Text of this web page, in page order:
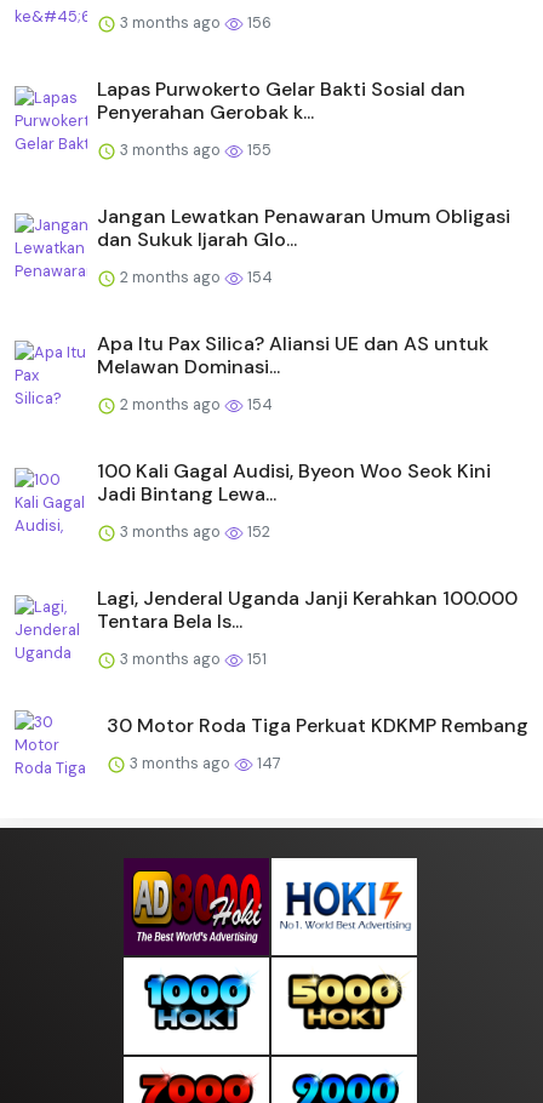
3 months ago 156
Lapas Purwokerto Gelar Bakti Sosial dan
Penyerahan Gerobak k...
3 months ago 155
Jangan Lewatkan Penawaran Umum Obligasi
dan Sukuk Ijarah Glo...
2 months ago 154
Apa Itu Pax Silica? Aliansi UE dan AS untuk
Melawan Dominasi...
2 months ago 154
100 Kali Gagal Audisi, Byeon Woo Seok Kini
Jadi Bintang Lewa...
3 months ago 152
Lagi, Jenderal Uganda Janji Kerahkan 100.000
Tentara Bela Is...
3 months ago 151
30 Motor Roda Tiga Perkuat KDKMP Rembang
3 months ago 147